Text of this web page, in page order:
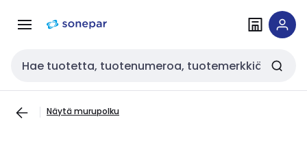
navigointiinsisältöön
Haku
Näytä murupolku